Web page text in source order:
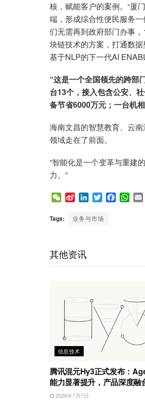
核，赋能客户的案例。“厦
端，形成综合性便民服务
们无需再到政府部门办事
块链技术的方案，打通数
基于NLP的下一代AI
“这是一个全国领先的跨部
台13个，接入包含公安、
备节省6000万元；一台机
海南文昌的智慧教育、云
领域走在了前面。
“智能化是一个变革与重建
力。”
W
C
S
n
i
L
n
T
i
F
W
Tags: 业务与市场
其他资讯
信息技术
腾讯混元Hy3正式发布：
能力显著提升，产品深度融
2026年7月7日